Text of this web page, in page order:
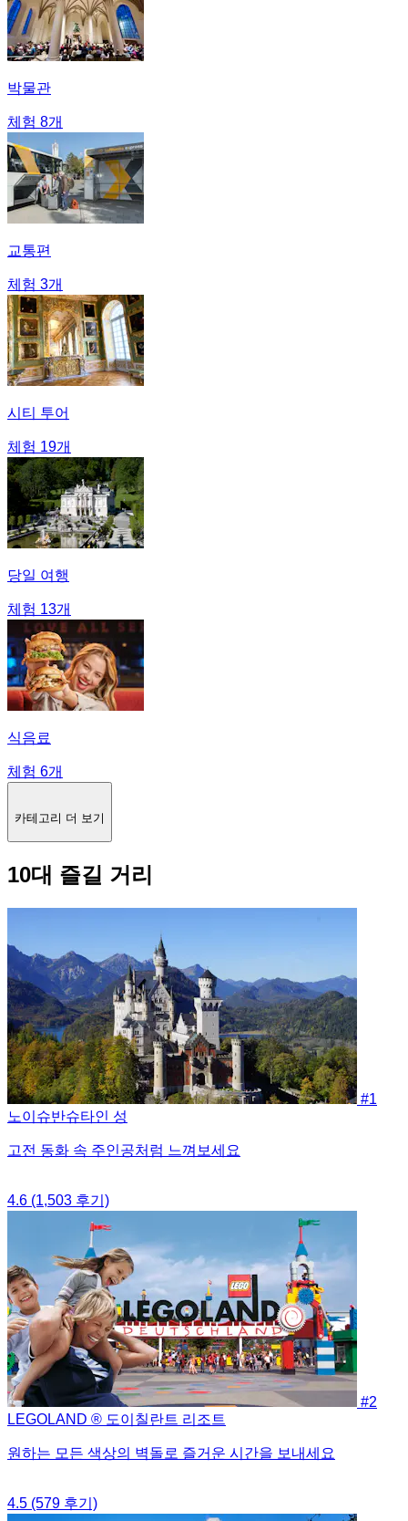
박물관
체험 8개
교통편
체험 3개
시티 투어
체험 19개
당일 여행
체험 13개
식음료
체험 6개
카테고리 더 보기
10대 즐길 거리
#1
노이슈반슈타인 성
고전 동화 속 주인공처럼 느껴보세요
4.6 (1,503 후기)
#2
LEGOLAND ® 도이칠란트 리조트
원하는 모든 색상의 벽돌로 즐거운 시간을 보내세요
4.5 (579 후기)